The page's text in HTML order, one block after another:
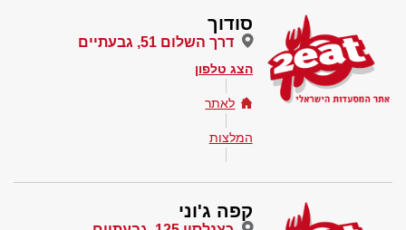
סודוך
דרך השלום 51, גבעתיים
הצג טלפון
לאתר
המלצות
קפה ג'וני